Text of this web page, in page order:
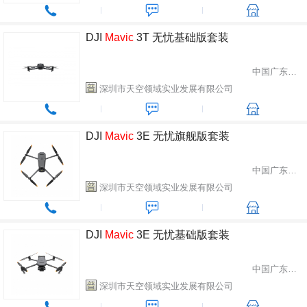
DJI Mavic 3T 无忧基础版套装
中国广东省深圳市
深圳市天空领域实业发展有限公司
DJI Mavic 3E 无忧旗舰版套装
中国广东省深圳市
深圳市天空领域实业发展有限公司
DJI Mavic 3E 无忧基础版套装
中国广东省深圳市
深圳市天空领域实业发展有限公司